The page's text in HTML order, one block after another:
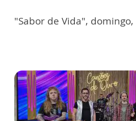
"Sabor de Vida", domingo,